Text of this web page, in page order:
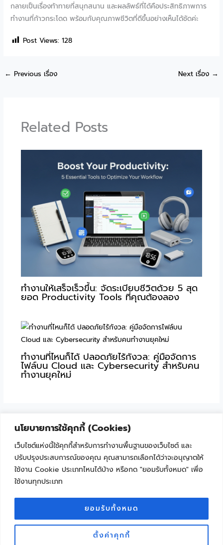
นโยบายการใช้คุกกี้ (Cookies)
เว็บไซต์แห่งนี้ใช้คุกกี้สำหรับการทำงานพื้นฐานของเว็บไซต์ และ
ปรับปรุงประสบการณ์ของคุณ คุณสามารถเลือกได้ว่าจะอนุญาตให้
ใช้งาน Cookie ประเภทไหนได้บ้าง หรือกด "ยอมรับทั้งหมด" เพื่อ
ใช้งานทุกประเภท
ตั้งค่าคุกกี้
ยอมรับทั้งหมด
กลายเป็นเรื่องท้าทายที่สนุกสนาน และผลลัพธ์ที่ได้คือประสิทธิภาพการ
ทำงานที่ก้าวกระโดด พร้อมกับคุณภาพชีวิตที่ดีขึ้นอย่างเห็นได้ชัดค่ะ
Post Views: 128
← Previous เรื่อง Next เรื่อง →
Related Posts
ทำงานให้เสร็จเร็วขึ้น: จัดระเบียบชีวิตด้วย 5 สุด
ยอด Productivity Tools ที่คุณต้องลอง
ทำงานที่ไหนก็ได้ ปลอดภัยไร้กังวล: คู่มือจัดการ
ไฟล์บน Cloud และ Cybersecurity สำหรับคน
ทำงานยุคใหม่
"เพราะเทคโนโลยีไม่ใช่เรื่องยาก ถ้าเริ่มเรียนรู้ไปด้วยกัน"